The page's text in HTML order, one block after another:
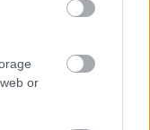
or
többé